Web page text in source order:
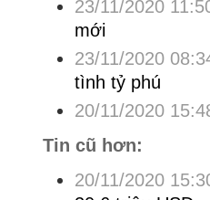
23/11/2020
mới
23/11/2020
tình tỷ phú
20/11/2020
Tin cũ hơn:
20/11/2020